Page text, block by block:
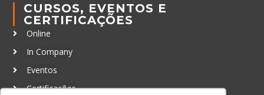
CURSOS, EVENTOS E
CERTIFICAÇÕES
Online
In Company
Eventos
Certificações